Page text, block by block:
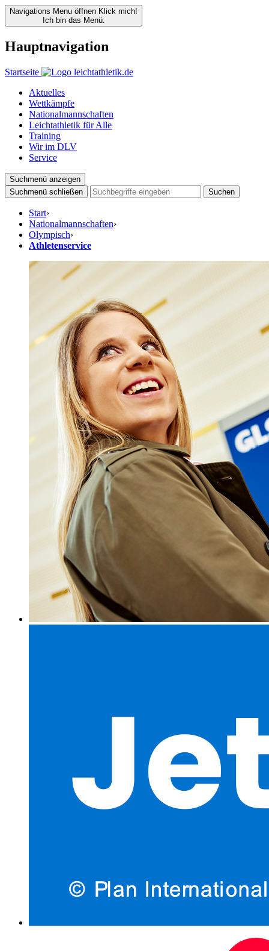
Navigations Menu öffnen Klick mich!
Ich bin das Menü.
Hauptnavigation
Startseite
Aktuelles
Wettkämpfe
Nationalmannschaften
Leichtathletik für Alle
Training
Wir im DLV
Service
Suchmenü anzeigen
Suchmenü schließen
Suchen
Start›
Nationalmannschaften›
Olympisch›
Athletenservice